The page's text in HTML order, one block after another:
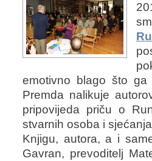
emotivno blago što
Premda nalikuje
pripovijeda priču o
stvarnih osoba i
Knjigu, autora, a i
Gavran, prevoditelj